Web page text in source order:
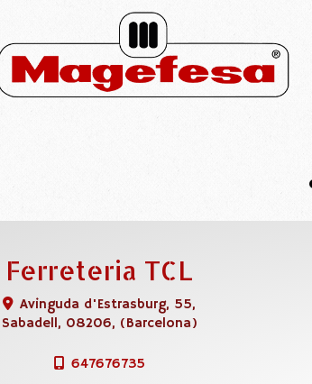
Ferreteria TCL
Avinguda d'Estrasburg, 55,
Sabadell, 08206, (Barcelona)
647676735